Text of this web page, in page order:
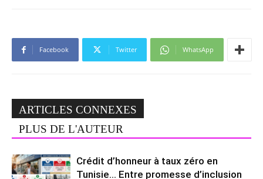
Facebook Twitter WhatsApp
ARTICLES CONNEXES
PLUS DE L'AUTEUR
Crédit d’honneur à taux zéro en
Tunisie… Entre promesse d’inclusion